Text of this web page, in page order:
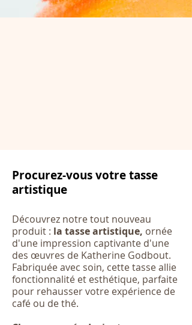
Procurez-vous votre tasse
artistique
Découvrez notre tout nouveau
produit : la tasse artistique, ornée
d'une impression captivante d'une
des œuvres de Katherine Godbout.
Fabriquée avec soin, cette tasse allie
fonctionnalité et esthétique, parfaite
pour rehausser votre expérience de
café ou de thé.